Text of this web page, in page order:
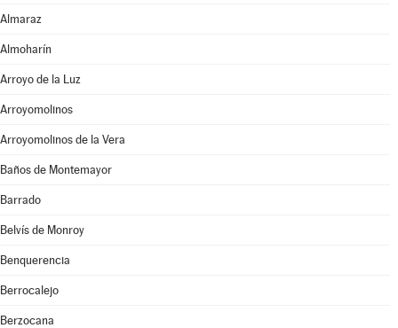
Almaraz
Almoharín
Arroyo de la Luz
Arroyomolinos
Arroyomolinos de la Vera
Baños de Montemayor
Barrado
Belvís de Monroy
Benquerencia
Berrocalejo
Berzocana